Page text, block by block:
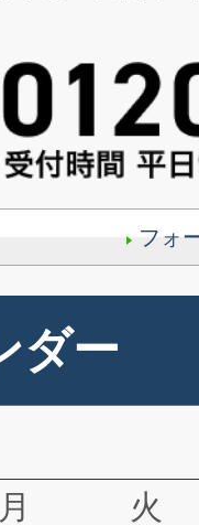
フォ
ダー
月 火